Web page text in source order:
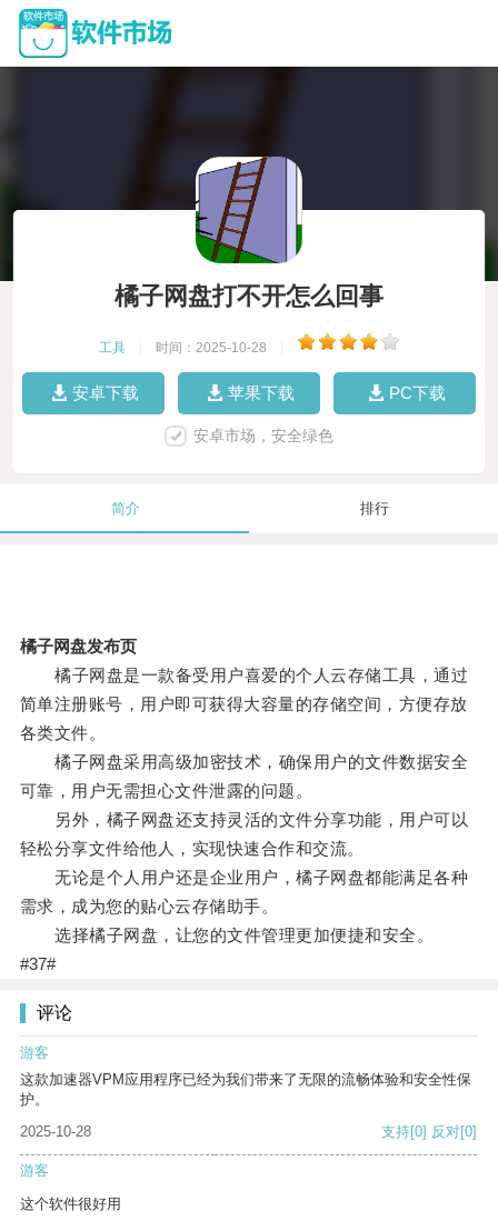
橘子网盘打不开怎么回事
工具 时间：2025-10-28
安卓下载 苹果下载 PC下载
安卓市场，安全绿色
简介 排行
橘子网盘发布页
橘子网盘是一款备受用户喜爱的个人云存储工具，通过
简单注册账号，用户即可获得大容量的存储空间，方便存放
各类文件。
橘子网盘采用高级加密技术，确保用户的文件数据安全
可靠，用户无需担心文件泄露的问题。
另外，橘子网盘还支持灵活的文件分享功能，用户可以
轻松分享文件给他人，实现快速合作和交流。
无论是个人用户还是企业用户，橘子网盘都能满足各种
需求，成为您的贴心云存储助手。
选择橘子网盘，让您的文件管理更加便捷和安全。
#37#
评论
游客
这款加速器VPM应用程序已经为我们带来了无限的流畅体验和安全性保
护。
2025-10-28
支持[0] 反对[0]
游客
这个软件很好用